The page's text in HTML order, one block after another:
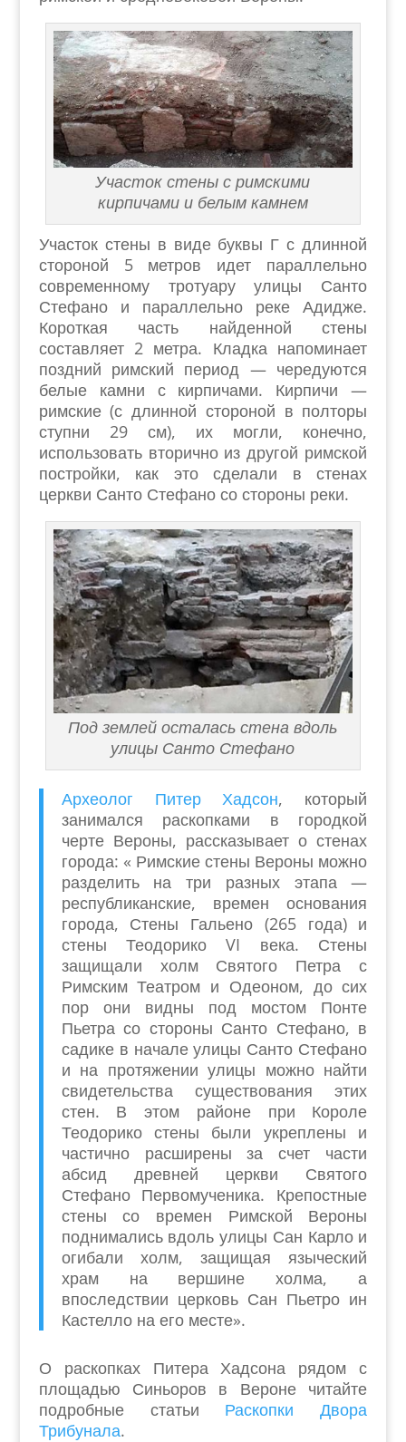
Участок стены с римскими
кирпичами и белым камнем
Участок стены в виде буквы Г с длинной
стороной 5 метров идет параллельно
современному тротуару улицы Санто
Стефано и параллельно реке Адидже.
Короткая часть найденной стены
составляет 2 метра. Кладка напоминает
поздний римский период — чередуются
белые камни с кирпичами. Кирпичи —
римские (с длинной стороной в полторы
ступни 29 см), их могли, конечно,
использовать вторично из другой римской
постройки, как это сделали в стенах
церкви Санто Стефано со стороны реки.
Под землей осталась стена вдоль
улицы Санто Стефано
Археолог Питер Хадсон, который
занимался раскопками в городкой
черте Вероны, рассказывает о стенах
города: « Римские стены Вероны можно
разделить на три разных этапа —
республиканские, времен основания
города, Стены Гальено (265 года) и
стены Теодорико VI века. Стены
защищали холм Святого Петра с
Римским Театром и Одеоном, до сих
пор они видны под мостом Понте
Пьетра со стороны Санто Стефано, в
садике в начале улицы Санто Стефано
и на протяжении улицы можно найти
свидетельства существования этих
стен. В этом районе при Короле
Теодорико стены были укреплены и
частично расширены за счет части
абсид древней церкви Святого
Стефано Первомученика. Крепостные
стены со времен Римской Вероны
поднимались вдоль улицы Сан Карло и
огибали холм, защищая языческий
храм на вершине холма, а
впоследствии церковь Сан Пьетро ин
Кастелло на его месте».
О раскопках Питера Хадсона рядом с
площадью Синьоров в Вероне читайте
подробные статьи Раскопки Двора
Трибунала.